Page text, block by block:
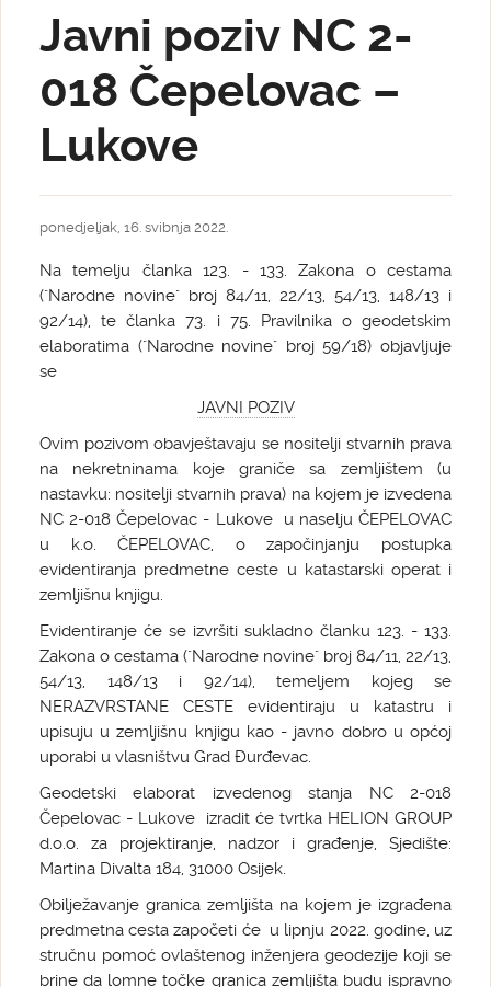
Javni poziv NC 2-
018 Čepelovac –
Lukove
ponedjeljak, 16. svibnja 2022.
Na temelju članka 123. - 133. Zakona o cestama
("Narodne novine" broj 84/11, 22/13, 54/13, 148/13 i
92/14), te članka 73. i 75. Pravilnika o geodetskim
elaboratima ("Narodne novine" broj 59/18) objavljuje
se
JAVNI POZIV
Ovim pozivom obavještavaju se nositelji stvarnih prava
na nekretninama koje graniče sa zemljištem (u
nastavku: nositelji stvarnih prava) na kojem je izvedena
NC 2-018 Čepelovac - Lukove u naselju ČEPELOVAC
u k.o. ČEPELOVAC, o započinjanju postupka
evidentiranja predmetne ceste u katastarski operat i
zemljišnu knjigu.
Evidentiranje će se izvršiti sukladno članku 123. - 133.
Zakona o cestama ("Narodne novine" broj 84/11, 22/13,
54/13, 148/13 i 92/14), temeljem kojeg se
NERAZVRSTANE CESTE evidentiraju u katastru i
upisuju u zemljišnu knjigu kao - javno dobro u općoj
uporabi u vlasništvu Grad Đurđevac.
Geodetski elaborat izvedenog stanja NC 2-018
Čepelovac - Lukove izradit će tvrtka HELION GROUP
d.o.o. za projektiranje, nadzor i građenje, Sjedište:
Martina Divalta 184, 31000 Osijek.
Obilježavanje granica zemljišta na kojem je izgrađena
predmetna cesta započeti će u lipnju 2022. godine, uz
stručnu pomoć ovlaštenog inženjera geodezije koji se
brine da lomne točke granica zemljišta budu ispravno